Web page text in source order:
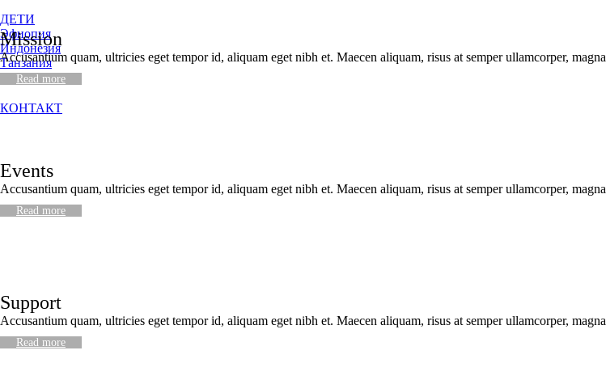
ДЕТИ
Эфиопия
Индонезия
Танзания
Буркина Фасо
КОНТАКТ
Mission
Accusantium quam, ultricies eget tempor id, aliquam eget nibh et. Maecen aliquam, risus at semper ullamcorper, magna
Read more
Events
Accusantium quam, ultricies eget tempor id, aliquam eget nibh et. Maecen aliquam, risus at semper ullamcorper, magna
Read more
Support
Accusantium quam, ultricies eget tempor id, aliquam eget nibh et. Maecen aliquam, risus at semper ullamcorper, magna
Read more